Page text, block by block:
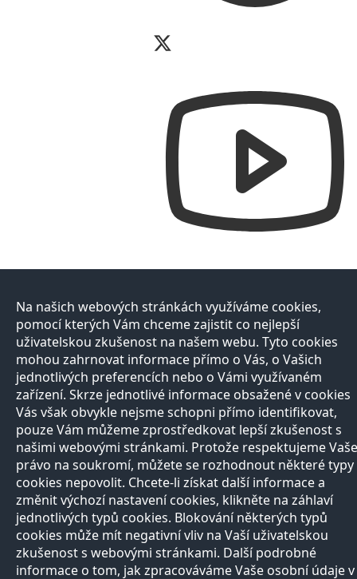
Na našich webových stránkách využíváme cookies,
pomocí kterých Vám chceme zajistit co nejlepší
uživatelskou zkušenost na našem webu. Tyto cookies
mohou zahrnovat informace přímo o Vás, o Vašich
jednotlivých preferencích nebo o Vámi využívaném
zařízení. Skrze jednotlivé informace obsažené v cookies
Vás však obvykle nejsme schopni přímo identifikovat,
pouze Vám můžeme zprostředkovat lepší zkušenost s
našimi webovými stránkami. Protože respektujeme Vaše
právo na soukromí, můžete se rozhodnout některé typy
cookies nepovolit. Chcete-li získat další informace a
změnit výchozí nastavení cookies, klikněte na záhlaví
jednotlivých typů cookies. Blokování některých typů
cookies může mít negativní vliv na Vaší uživatelskou
zkušenost s webovými stránkami. Další podrobné
informace o tom, jak zpracováváme Vaše osobní údaje v